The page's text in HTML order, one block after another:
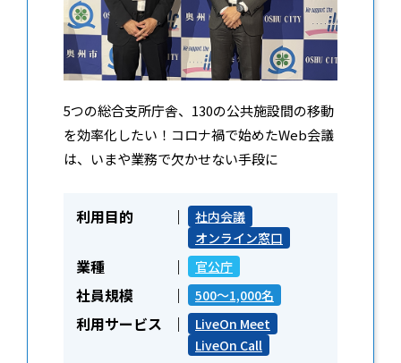
5つの総合支所庁舎、130の公共施設間の移動
を効率化したい！コロナ禍で始めたWeb会議
は、いまや業務で欠かせない手段に
利用目的
社内会議
オンライン窓口
業種 官公庁
社員規模 500～1,000名
利用サービス
LiveOn Meet
LiveOn Call